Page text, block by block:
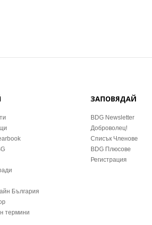
България
термини
ЗАПОВЯДАЙ
BDG Newsletter
Доброволец!
Списък Членове
BDG Плюсове
Регистрация